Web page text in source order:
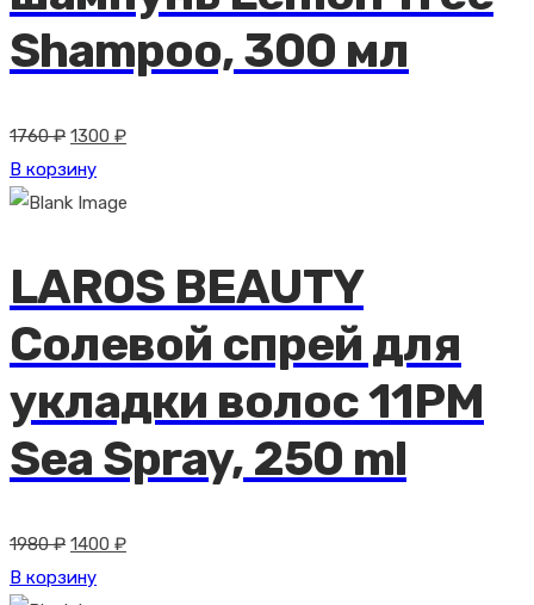
Shampoo, 300 мл
1760₽ Первоначальная
цена
составляла
1300 ₽Текущая
1300 ₽.
В корзину
LAROS BEAUTY
Солевой спрей для
укладки волос 11PM
Sea Spray, 250 ml
1980₽ Первоначальная
цена
1400 ₽Текущая
В корзину